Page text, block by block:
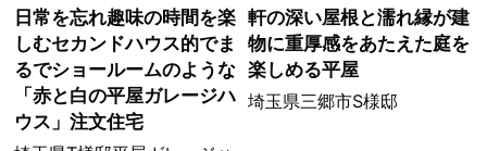
日常を忘れ趣味の時間を楽
しむセカンドハウス的でま
るでショールームのような
「赤と白の平屋ガレージハ
ウス」注文住宅
軒の深い屋根と濡れ縁が建
物に重厚感をあたえた庭を
楽しめる平屋
埼玉県三郷市S様邸